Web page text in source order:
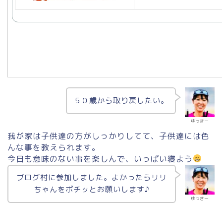
ゆっきー
５０歳から取り戻したい。
我が家は子供達の方がしっかりしてて、子供達には色
んな事を教えられます。
今日も意味のない事を楽しんで、いっぱい寝よう
ゆっきー
ブログ村に参加しました。よかったらリリ
ちゃんをポチッとお願いします♪